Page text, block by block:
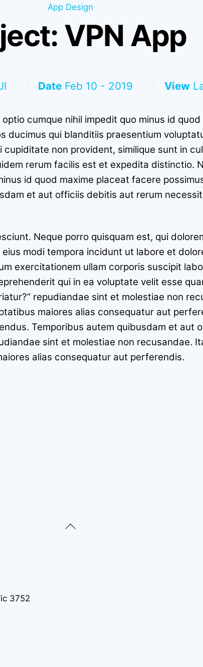
App Design
VPN App
Date Feb 10 - 2019 View
cumque nihil impedit quo minus id
ducimus qui blanditiis praesentium
non provident, similique sunt in
rerum facilis est et expedita distinctio.
id quod maxime placeat facere
et aut officiis debitis aut rerum
Neque porro quisquam est, qui
modi tempora incidunt ut labore et
exercitationem ullam corporis suscipit
qui in ea voluptate velit esse
repudiandae sint et molestiae non
maiores alias consequatur aut
Temporibus autem quibusdam et aut
sint et molestiae non recusandae.
alias consequatur aut perferendis.
Back
3752